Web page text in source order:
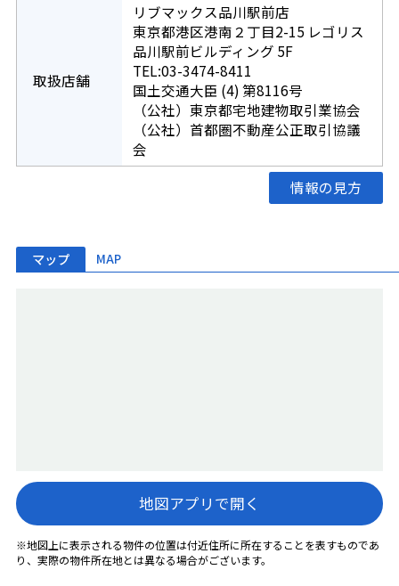
取扱店舗
リブマックス品川駅前店
東京都港区港南２丁目2-15 レゴリス
品川駅前ビルディング 5F
TEL:03-3474-8411
国土交通大臣 (4) 第8116号
（公社）東京都宅地建物取引業協会
（公社）首都圏不動産公正取引協議
会
情報の見方
マップ MAP
地図アプリで開く
※地図上に表示される物件の位置は付近住所に所在することを表すものであ
り、実際の物件所在地とは異なる場合がございます。